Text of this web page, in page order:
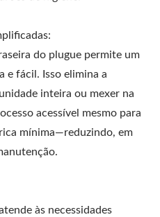
do plugue permite um
e fácil. Isso elimina a
inteira ou mexer na
acessível mesmo para
mínima—reduzindo, em
às necessidades